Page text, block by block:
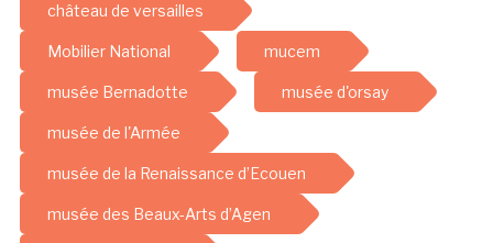
château de versailles
Mobilier National mucem
musée Bernadotte musée d'orsay
musée de l'Armée
musée de la Renaissance d’Ecouen
musée des Beaux-Arts d’Agen